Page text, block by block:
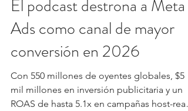
Opinión
El podcast destrona a Meta
Ads como canal de mayor
conversión en 2026